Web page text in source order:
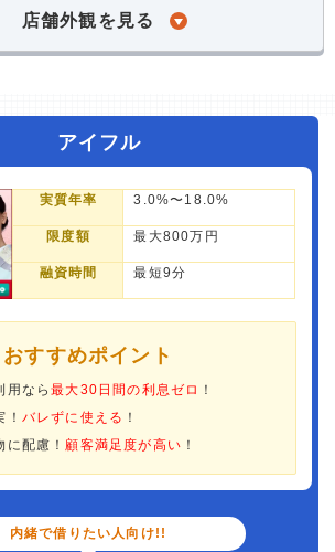
店舗外観を見る
アイフル
実質年率 3.0%〜18.0%
限度額 最大800万円
融資時間 最短9分
おすすめポイント
用なら最大30日間の利息ゼロ ！
バレずに使える ！
に配慮！顧客満足度が高い ！
内緒で借りたい人向け!!